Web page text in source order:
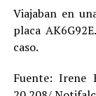
Viajaban en
placa
caso.
Fuente: Irene